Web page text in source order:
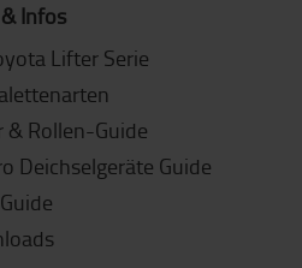
Infos
Lifter Serie
& Rollen-Guide
Deichselgeräte Guide